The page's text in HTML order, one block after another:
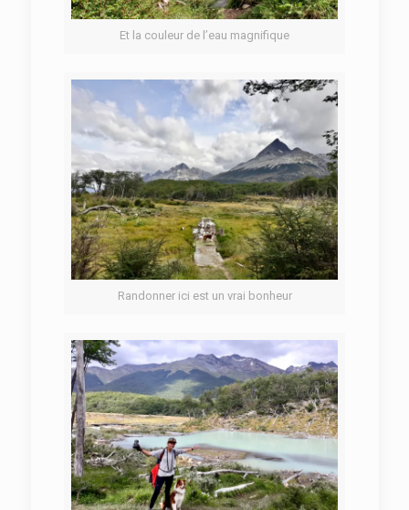
Et la couleur de l’eau magnifique
Randonner ici est un vrai bonheur